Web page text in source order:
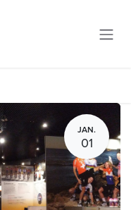
JAN.
01